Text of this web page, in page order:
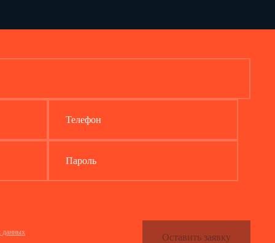
Телефон
Пароль
данных
Оставить заявку